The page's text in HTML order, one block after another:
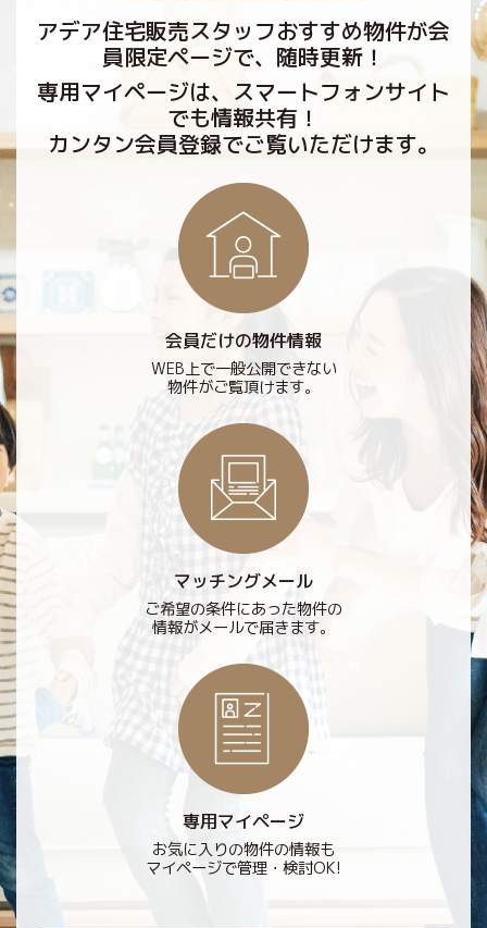
アデア住宅販売スタッフおすすめ物件が会
員限定ページで、随時更新！
専用マイページは、スマートフォンサイト
でも情報共有！
カンタン会員登録でご覧いただけます。
会員だけの物件情報
WEB上で一般公開できない
物件がご覧頂けます。
マッチングメール
ご希望の条件にあった物件の
情報がメールで届きます。
専用マイページ
お気に入りの物件の情報も
マイページで管理・検討OK!